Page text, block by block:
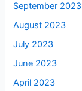
September 2023
August 2023
July 2023
June 2023
April 2023